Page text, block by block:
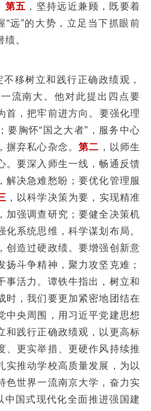
第五 ，坚持远近兼顾，既要着
“远”的大势，立足当下抓眼前
。
移树立和践行正确政绩观，
流南大。他对此提出四点要
首，把牢前进方向。要强化理
要胸怀“国之大者”，服务中心
摒弃私心杂念。第二 ，以师生
。要深入师生一线，畅通反馈
解决急难愁盼；要优化管理服
，以科学决策为要，实现精准
加强调查研究；要健全决策机
系统思维，科学谋划布局。
创造过硬政绩。要增强创新意
扬斗争精神，聚力攻坚克难；
事活力。谭铁牛指出，树立和
时，我们要更加紧密地团结在
中央周围，用习近平党建思想
和践行正确政绩观，以更高标
、更实举措、更硬作风持续推
实推动学校高质量发展，为以
色世界一流南京大学，奋力实
中国式现代化全面推进强国建